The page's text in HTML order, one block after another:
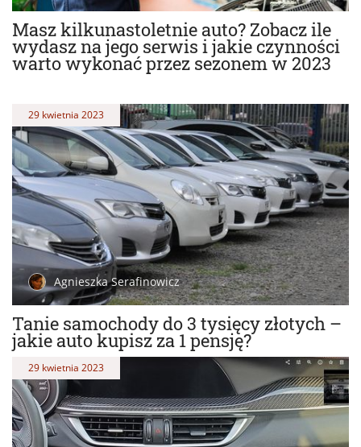
Masz kilkunastoletnie auto? Zobacz ile
wydasz na jego serwis i jakie czynności
warto wykonać przez sezonem w 2023
Tanie samochody do 3 tysięcy złotych –
jakie auto kupisz za 1 pensję?
29 kwietnia 2023
Agnieszka Serafinowicz
29 kwietnia 2023